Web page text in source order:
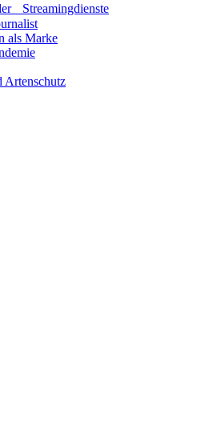
Streamingdienste
als Marke
Artenschutz